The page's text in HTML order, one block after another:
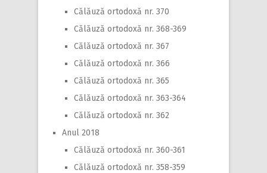
Călăuză ortodoxă nr. 370
Călăuză ortodoxă nr. 368-369
Călăuză ortodoxă nr. 367
Călăuză ortodoxă nr. 366
Călăuză ortodoxă nr. 365
Călăuză ortodoxă nr. 363-364
Călăuză ortodoxă nr. 362
Anul 2018
Călăuză ortodoxă nr. 360-361
Călăuză ortodoxă nr. 358-359